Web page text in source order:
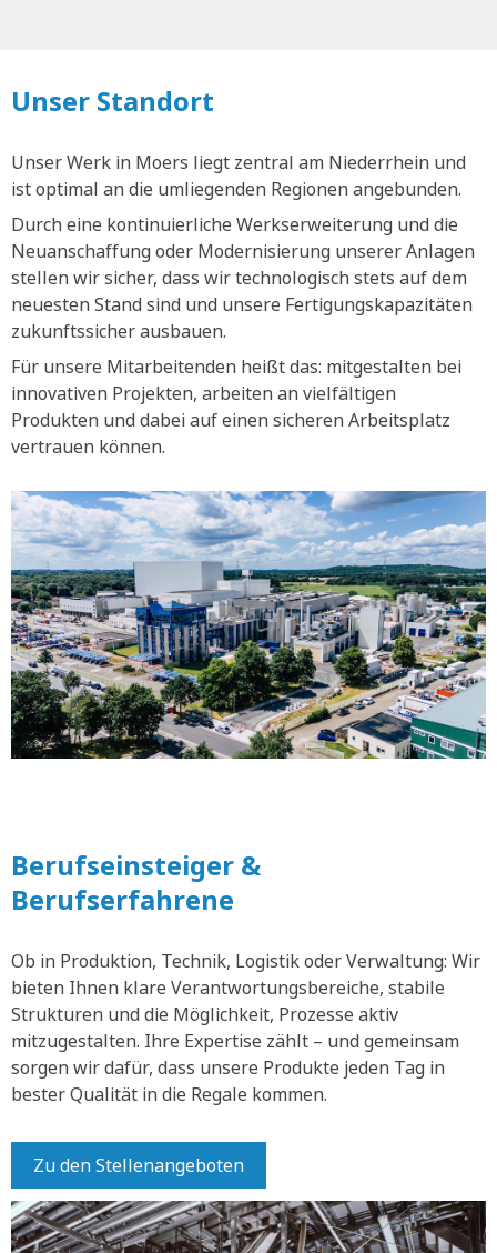
Unser Standort
Unser Werk in Moers liegt zentral am Niederrhein und
ist optimal an die umliegenden Regionen angebunden.
Durch eine kontinuierliche Werkserweiterung und die
Neuanschaffung oder Modernisierung unserer Anlagen
stellen wir sicher, dass wir technologisch stets auf dem
neuesten Stand sind und unsere Fertigungskapazitäten
zukunftssicher ausbauen.
Für unsere Mitarbeitenden heißt das: mitgestalten bei
innovativen Projekten, arbeiten an vielfältigen
Produkten und dabei auf einen sicheren Arbeitsplatz
vertrauen können.
Berufseinsteiger &
Berufserfahrene
Ob in Produktion, Technik, Logistik oder Verwaltung: Wir
bieten Ihnen klare Verantwortungsbereiche, stabile
Strukturen und die Möglichkeit, Prozesse aktiv
mitzugestalten. Ihre Expertise zählt – und gemeinsam
sorgen wir dafür, dass unsere Produkte jeden Tag in
bester Qualität in die Regale kommen.
Zu den Stellenangeboten